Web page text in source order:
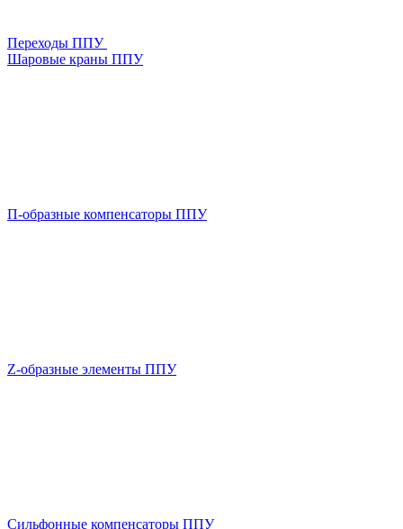
Переходы ППУ
Шаровые краны ППУ
П-образные компенсаторы ППУ
Z-образные элементы ППУ
Сильфонные компенсаторы ППУ